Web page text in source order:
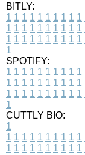
BITLY:
1 1 1 1 1 1 1 1 1 1
1 1 1 1 1 1 1 1 1 1
1 1 1 1 1 1 1 1 1 1
1
SPOTIFY:
1 1 1 1 1 1 1 1 1 1
1 1 1 1 1 1 1 1 1 1
1 1 1 1 1 1 1 1 1 1
1
CUTTLY BIO:
1
1 1 1 1 1 1 1 1 1 1
1 1 1 1 1 1 1 1 1 1